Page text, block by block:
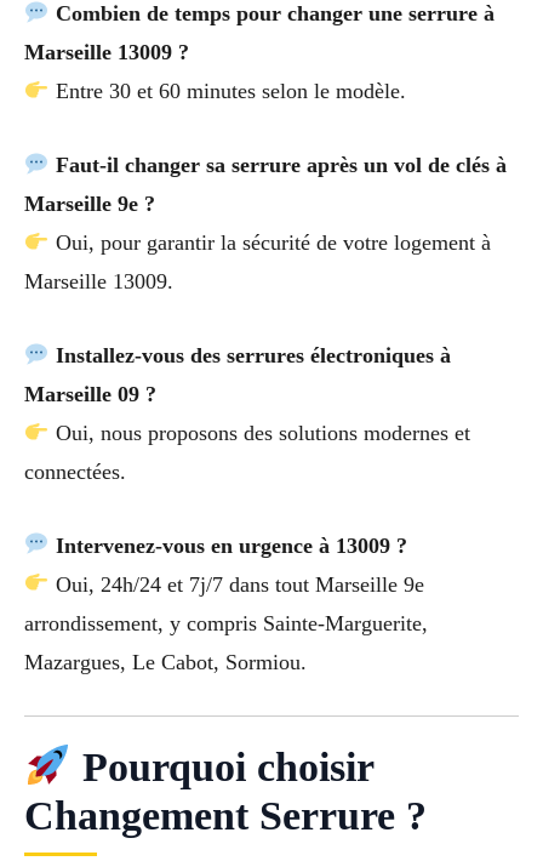
Combien de temps pour changer une serrure à
Marseille 13009 ?
Entre 30 et 60 minutes selon le modèle.
Faut-il changer sa serrure après un vol de clés à
Marseille 9e ?
Oui, pour garantir la sécurité de votre logement à
Marseille 13009.
Installez-vous des serrures électroniques à
Marseille 09 ?
Oui, nous proposons des solutions modernes et
connectées.
Intervenez-vous en urgence à 13009 ?
Oui, 24h/24 et 7j/7 dans tout Marseille 9e
arrondissement, y compris Sainte-Marguerite,
Mazargues, Le Cabot, Sormiou.
Pourquoi choisir
Changement Serrure ?